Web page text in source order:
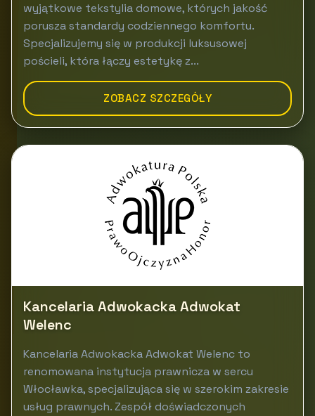
wyjątkowe tekstylia domowe, których jakość
porusza standardy codziennego komfortu.
Specjalizujemy się w produkcji luksusowej
pościeli, która łączy estetykę z...
ZOBACZ SZCZEGÓŁY
Kancelaria Adwokacka Adwokat
Welenc
Kancelaria Adwokacka Adwokat Welenc to
renomowana instytucja prawnicza w sercu
Włocławka, specjalizująca się w szerokim zakresie
usług prawnych. Zespół doświadczonych